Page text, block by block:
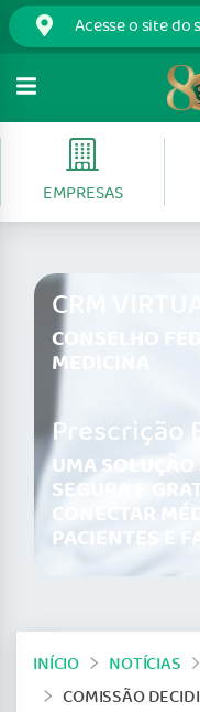
EMPRESAS
CRM VIRTUAL
CONSELHO
MEDICINA
Prescrição
UMA
SEGURA E
CONECTAR
PACIENTES E
INÍCIO NOTÍCIAS
COMISSÃO DECIDIRÁ AS AÇÕES DO NOVO DIA DE